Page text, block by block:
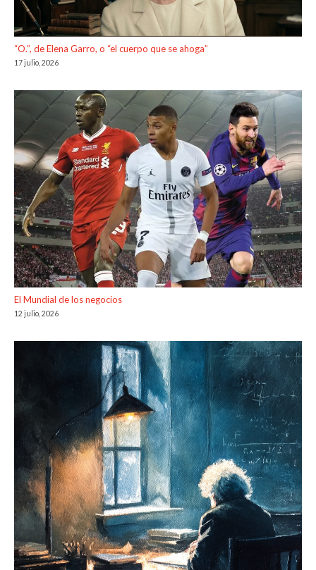
“O.”, de Elena Garro, o “el cuerpo que se ahoga”
17 julio, 2026
El Mundial de los negocios
12 julio, 2026